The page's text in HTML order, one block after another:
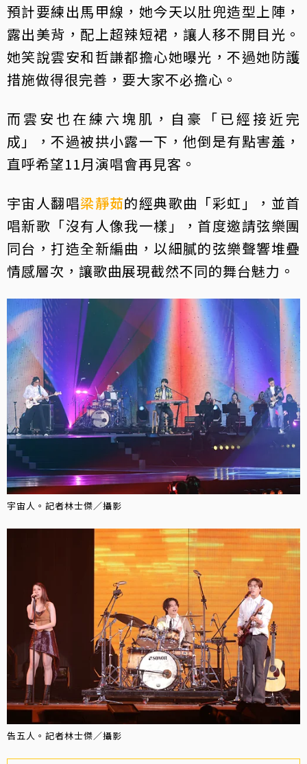
預計要練出馬甲線，她今天以肚兜造型上陣，
露出美背，配上超辣短裙，讓人移不開目光。
她笑說雲安和哲謙都擔心她曝光，不過她防護
措施做得很完善，要大家不必擔心。
而雲安也在練六塊肌，自豪「已經接近完
成」，不過被拱小露一下，他倒是有點害羞，
直呼希望11月演唱會再見客。
宇宙人翻唱梁靜茹的經典歌曲「彩虹」，並首
唱新歌「沒有人像我一樣」，首度邀請弦樂團
同台，打造全新編曲，以細膩的弦樂聲響堆疊
情感層次，讓歌曲展現截然不同的舞台魅力。
宇宙人。記者林士傑／攝影
告五人。記者林士傑／攝影